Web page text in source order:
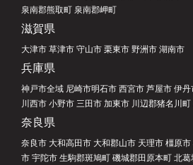
泉南郡熊取町 泉南郡岬町
滋賀県
大津市 草津市 守山市 栗東市 野洲市 湖南市
兵庫県
神戸市全域 尼崎市明石市 西宮市 芦屋市 伊
川西市 小野市 三田市 加東市 川辺郡猪名川
奈良県
奈良市 大和高田市 大和郡山市 天理市 橿原
市 宇陀市 生駒郡斑鳩町 磯城郡田原本町 北